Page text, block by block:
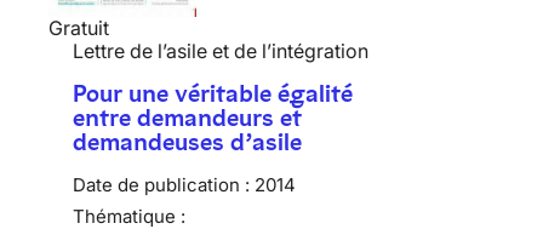
Gratuit
Lettre de l’asile et de l’intégration
Pour une véritable égalité
entre demandeurs et
demandeuses d’asile
Date de publication : 2014
Thématique :